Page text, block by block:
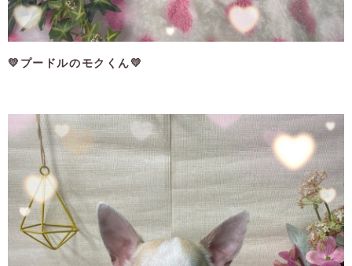
💛プードルのモクくん💛